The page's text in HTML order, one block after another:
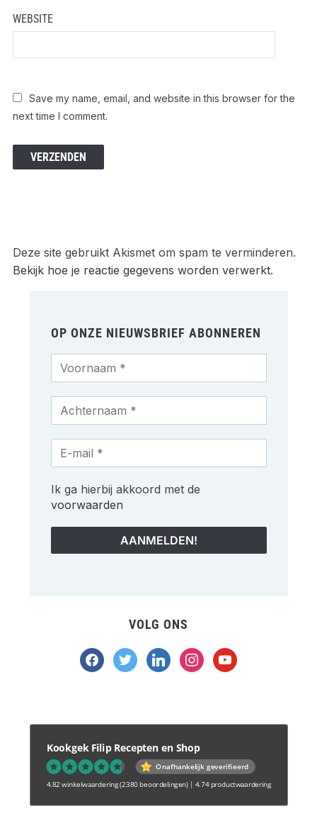
WEBSITE
Save my name, email, and website in this browser for the
next time I comment.
Deze site gebruikt Akismet om spam te verminderen.
Bekijk hoe je reactie gegevens worden verwerkt.
OP ONZE NIEUWSBRIEF ABONNEREN
Ik ga hierbij akkoord met de
voorwaarden
VOLG ONS
facebook
twitter linkedininstagramyoutube
Kookgek Filip Recepten en Shop
Onafhankelijk geverifieerd
4.82 winkelwaardering(2380 beoordelingen)| 4.74 productwaardering